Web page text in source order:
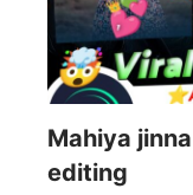
Mahiya
editing